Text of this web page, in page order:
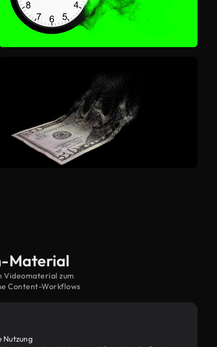
Material
Videomaterial zum
Content-Workflows
Nutzung